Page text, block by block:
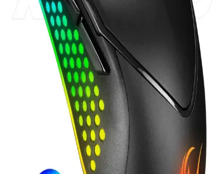
32 GB flash bellekler, taşınabilirlik, uygun fiyat ve geniş uyumluluk
ile günlük ve profesyonel kullanımı kolaylaştırır.
Intouch 10.000 mAh ve Xiaomi 10000 Mah
Powerbank Karşılaştırması Ürün Özellikleri ve
Kullanıcı Yorumları
İki 10.000 mAh powerbank'in özellikleri, avantajları ve kullanıcı
yorumlarıyla detaylı karşılaştırması. Hızlı şarj, dijital gösterge ve
taşınabilirlik gibi önemli noktalar incelendi.
Taşınabilir Şarj Aletleri Karşılaştırması: Xiaomi
22.5W ve Ttec Powerslim Özellikleri
İki popüler taşınabilir şarj cihazını karşılaştırıyoruz. Xiaomi 22.5W
ve Ttec Powerslim'in kapasite, hız, tasarım ve kullanıcı yorumlarıyla
en iyi seçimi yapmanıza yardımcı oluyor.